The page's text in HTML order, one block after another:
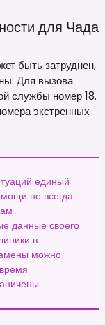
для Чада
быть затруднен,
Для вызова
службы номер 18.
экстренных
единый
не всегда
данные своего
в
можно